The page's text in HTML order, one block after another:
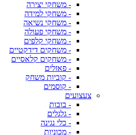
- משחקי יצירה
- משחקי למידה
- משחקי נשיאה
- משחקי פעולה
- משחקי קלפים
- משחקים דידקטיים
- משחקים קלאסיים
- פאזלים
- קוביות משחק
- קוסמים
צעצועים
- בובות
- גלגלים
- כלי נגינה
- מכוניות